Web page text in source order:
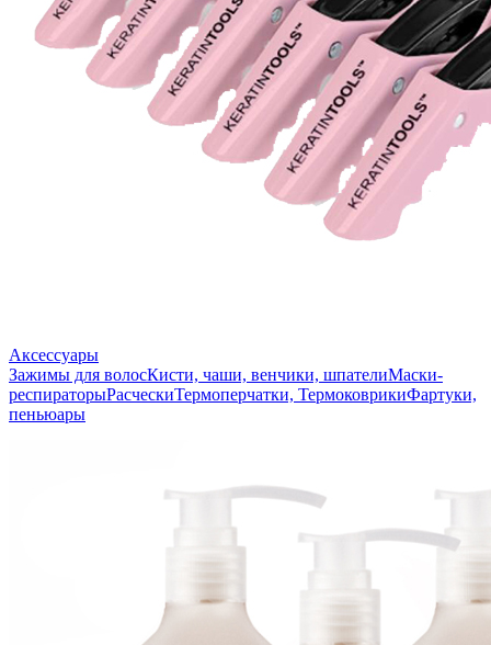
Аксессуары
Зажимы для волосКисти, чаши, венчики, шпателиМаски-
респираторыРасческиТермоперчатки, ТермоковрикиФартуки,
пеньюары